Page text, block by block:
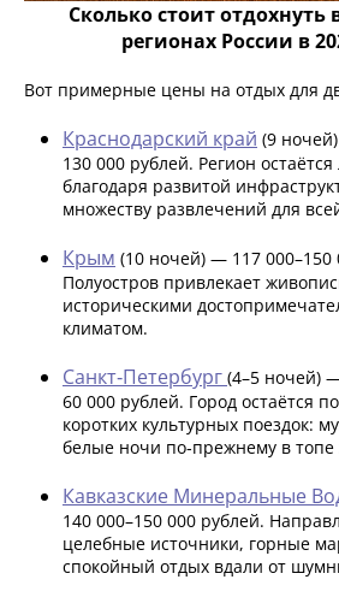
Сколько стоит отдохнуть
регионах России в
Вот примерные цены на отдых для
Краснодарский край (9
130 000 рублей. Регион
благодаря развитой
множеству развлечений для
Крым (10 ночей) — 117 000–150
Полуостров привлекает
историческими
климатом.
Санкт‑Петербург (4–5 ночей)
60 000 рублей. Город остаётся
коротких культурных поездок:
белые ночи по‑прежнему в топе
Кавказские Минеральные
140 000–150 000 рублей.
целебные источники, горные
спокойный отдых вдали от